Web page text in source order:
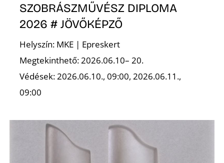
SZOBRÁSZMŰVÉSZ DIPLOMA
2026 # JÖVŐKÉPZŐ
Helyszín: MKE | Epreskert
Megtekinthető: 2026.06.10– 20.
Védések: 2026.06.10., 09:00, 2026.06.11.,
09:00